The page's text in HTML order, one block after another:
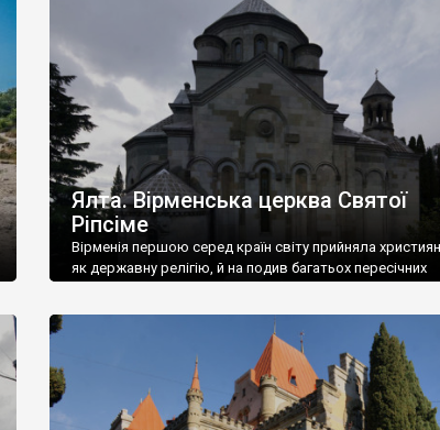
називаються «повстяками» (postaki)…” “Вино. Крим
виробляє відмінне вино і його вдосталь: воно все
легке біле і дуже […]
Ялта. Вірменська церква Святої
Ріпсіме
Вірменія першою серед країн світу прийняла
як державну релігію, й на подив багатьох пересічних